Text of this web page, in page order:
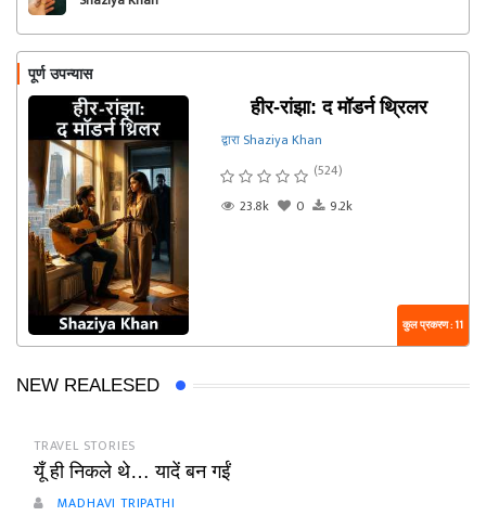
पूर्ण उपन्यास
हीर-रांझा: द मॉडर्न थ्रिलर
द्वारा Shaziya Khan
(524)
23.8k
0 9.2k
कुल प्रकरण : 11
NEW REALESED
TRAVEL STORIES
यूँ ही निकले थे… यादें बन गईं
MADHAVI TRIPATHI